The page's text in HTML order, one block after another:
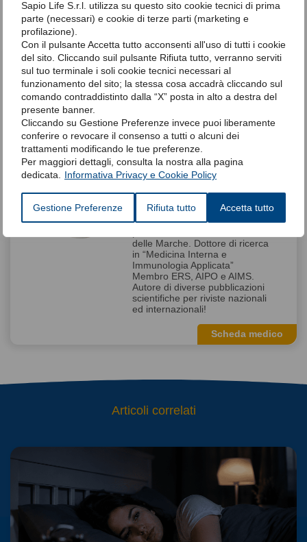
Sapio Life S.r.l. utilizza su questo sito cookie tecnici di prima
parte (necessari) e cookie di terze parti (marketing e
profilazione).
Con il pulsante Accetta tutto acconsenti all'uso di tutti i cookie
del sito. Cliccando suil pulsante Rifiuta tutto, verranno serviti
sul tuo terminale i soli cookie tecnici necessari al
funzionamento del sito; la stessa cosa accadrà cliccando sul
comando contraddistinto dalla “X” posta in alto a destra del
presente banner.
Cliccando su Gestione Preferenze invece puoi liberamente
conferire o revocare il consenso a tutti o alcuni dei
trattamenti modificando le tue preferenze.
Per maggiori dettagli, consulta la nostra alla pagina
dedicata.
Informativa Privacy e Cookie Policy
Gestione Preferenze Rifiuta tutto Accetta tutto
Articolo del 18-07-2024
Dott.ssa Ginevra Del
Giudice
Malattie dell'Apparato
Respiratorio. Esperto in
Disturbi Respiratori nel Sonno
AIPO-ITS. Iscritta nel Registro
Nazionale degli Esperti in DRS
AIPO-ITS. Esperto in Disturbi
Master Universitario di II livello
in “Pneumologia interventistica”
delle Marche. Dottore di ricerca
in “Medicina Interna e
Immunologia Applicata”
Membro ERS, AIPO e AIMS.
Autore di diverse pubblicazioni
scientifiche per riviste nazionali
ed internazionali!
Scheda medico
Articoli correlati